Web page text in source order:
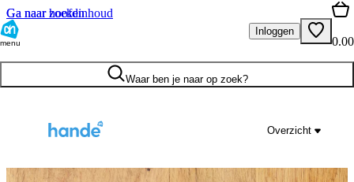
Ga naar hoofdinhoud
Ga naar zoeken
menu
Inloggen
0.00
Waar ben je naar op zoek?
Overzicht